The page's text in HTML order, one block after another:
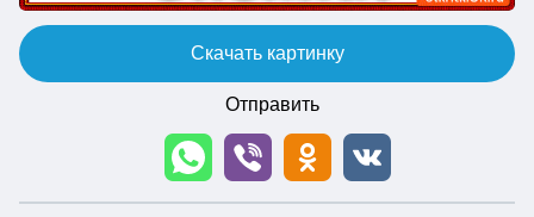
Скачать картинку
Отправить